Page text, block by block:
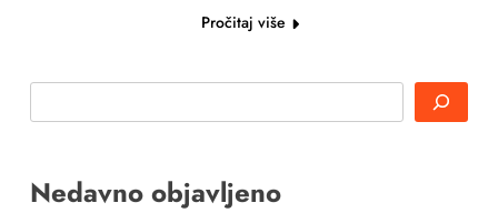
Pročitaj više
Nedavno objavljeno